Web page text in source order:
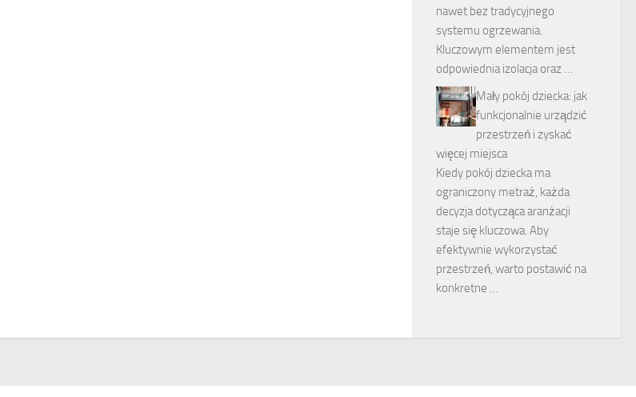
nawet bez tradycyjnego
systemu ogrzewania.
Kluczowym elementem jest
odpowiednia izolacja oraz …
Mały pokój dziecka: jak
funkcjonalnie urządzić
przestrzeń i zyskać
więcej miejsca
Kiedy pokój dziecka ma
ograniczony metraż, każda
decyzja dotycząca aranżacji
staje się kluczowa. Aby
efektywnie wykorzystać
przestrzeń, warto postawić na
konkretne …